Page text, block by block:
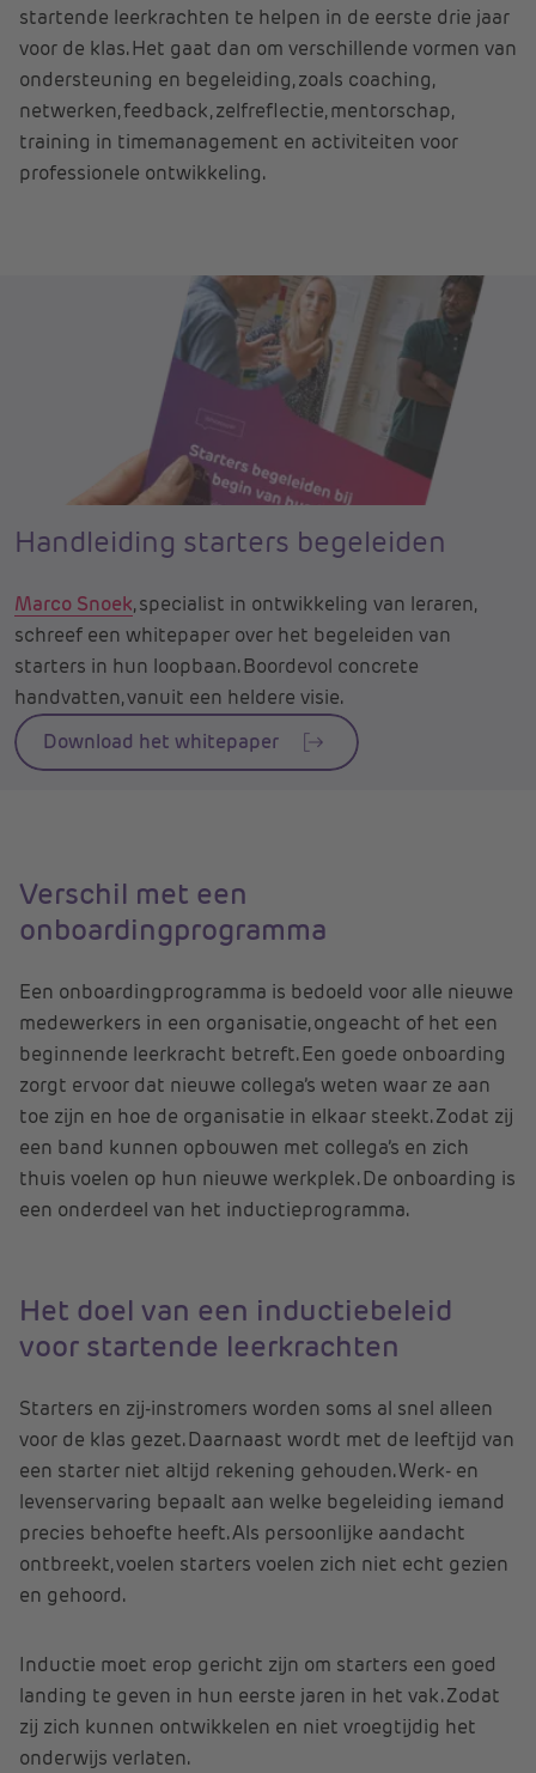
startende leerkrachten te helpen in de eerste drie jaar
voor de klas. Het gaat dan om verschillende vormen van
ondersteuning en begeleiding, zoals coaching,
netwerken, feedback, zelfreflectie, mentorschap,
training in timemanagement en activiteiten voor
professionele ontwikkeling.
Handleiding starters begeleiden
Marco Snoek, specialist in ontwikkeling van leraren,
schreef een whitepaper over het begeleiden van
starters in hun loopbaan. Boordevol concrete
handvatten, vanuit een heldere visie.
Download het whitepaper
Verschil met een
onboardingprogramma
Een onboardingprogramma is bedoeld voor alle nieuwe
medewerkers in een organisatie, ongeacht of het een
beginnende leerkracht betreft. Een goede onboarding
zorgt ervoor dat nieuwe collega’s weten waar ze aan
toe zijn en hoe de organisatie in elkaar steekt. Zodat zij
een band kunnen opbouwen met collega’s en zich
thuis voelen op hun nieuwe werkplek. De onboarding is
een onderdeel van het inductieprogramma.
Het doel van een inductiebeleid
voor startende leerkrachten
Starters en zij-instromers worden soms al snel alleen
voor de klas gezet. Daarnaast wordt met de leeftijd van
een starter niet altijd rekening gehouden. Werk- en
levenservaring bepaalt aan welke begeleiding iemand
precies behoefte heeft. Als persoonlijke aandacht
ontbreekt, voelen starters voelen zich niet echt gezien
en gehoord.
Inductie moet erop gericht zijn om starters een goed
landing te geven in hun eerste jaren in het vak. Zodat
zij zich kunnen ontwikkelen en niet vroegtijdig het
onderwijs verlaten.